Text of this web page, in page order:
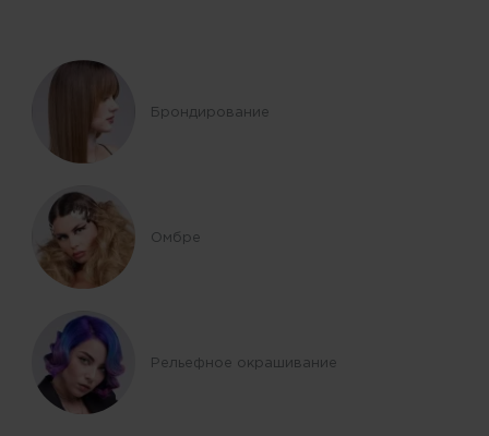
Брондирование
Омбре
Рельефное окрашивание